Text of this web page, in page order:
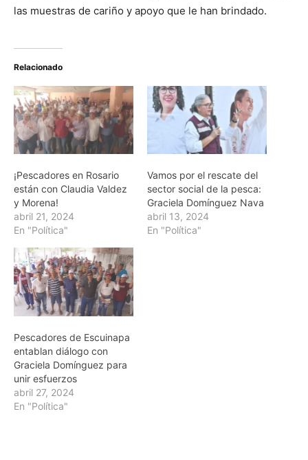
las muestras de cariño y apoyo que le han brindado.
Relacionado
¡Pescadores en Rosario
están con Claudia Valdez
y Morena!
abril 21, 2024
En "Política"
Vamos por el rescate del
sector social de la pesca:
Graciela Domínguez Nava
abril 13, 2024
En "Política"
Pescadores de Escuinapa
entablan diálogo con
Graciela Domínguez para
unir esfuerzos
abril 27, 2024
En "Política"